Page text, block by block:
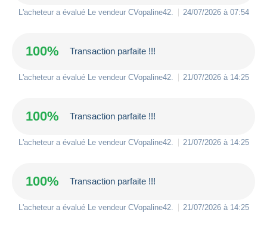
L'acheteur a évalué Le vendeur CVopaline42 24/07/2026 à 07:54
100% Transaction parfaite !!!
L'acheteur a évalué Le vendeur CVopaline42 21/07/2026 à 14:25
100% Transaction parfaite !!!
L'acheteur a évalué Le vendeur CVopaline42 21/07/2026 à 14:25
100% Transaction parfaite !!!
L'acheteur a évalué Le vendeur CVopaline42 21/07/2026 à 14:25